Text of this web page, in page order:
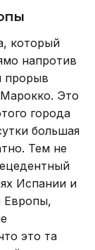
который
напротив
прорыв
Это
города
большая
Тем не
Испании и
Европы,
это та